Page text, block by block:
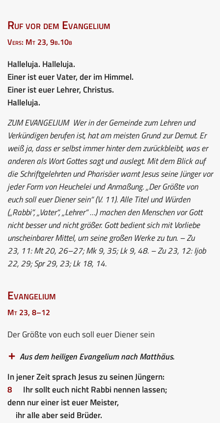
Ruf vor dem Evangelium
Vers: Mt 23, 9b.10b
Halleluja. Halleluja.
Einer ist euer Vater, der im Himmel.
Einer ist euer Lehrer, Christus.
Halleluja.
ZUM EVANGELIUMWer in der Gemeinde zum Lehren und
Verkündigen berufen ist, hat am meisten Grund zur Demut. Er
weiß ja, dass er selbst immer hinter dem zurückbleibt, was er
anderen als Wort Gottes sagt und auslegt. Mit dem Blick auf
die Schriftgelehrten und Pharisäer warnt Jesus seine Jünger vor
jeder Form von Heuchelei und Anmaßung. „Der Größte von
euch soll euer Diener sein“ (V. 11). Alle Titel und Würden
(„Rabbi“, „Vater“, „Lehrer“ …) machen den Menschen vor Gott
nicht besser und nicht größer. Gott bedient sich mit Vorliebe
unscheinbarer Mittel, um seine großen Werke zu tun. – Zu
23, 11: Mt 20, 26–27; Mk 9, 35; Lk 9, 48. – Zu 23, 12: Ijob
22, 29; Spr 29, 23; Lk 18, 14.
Evangelium
Mt 23, 8–12
Der Größte von euch soll euer Diener sein
Aus dem heiligen Evangelium nach Matthäus.
In jener Zeit sprach Jesus zu seinen Jüngern:
8
Ihr sollt euch nicht Rabbi nennen lassen;
denn nur einer ist euer Meister,
ihr alle aber seid Brüder.